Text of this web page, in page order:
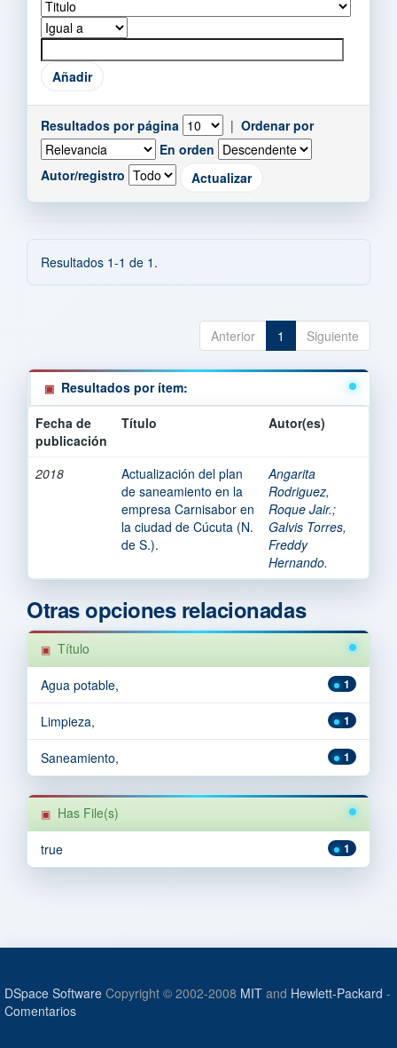
Resultados por página | Ordenar por
En orden
Autor/registro
Resultados 1-1 de 1.
Anterior 1 Siguiente
Resultados por ítem:
Fecha de
publicación
Título Autor(es)
2018
Actualización del plan
de saneamiento en la
empresa Carnisabor en
la ciudad de Cúcuta (N.
de S.).
Angarita
Rodriguez,
Roque Jair.;
Galvis Torres,
Freddy
Hernando.
Otras opciones relacionadas
Título
1
Agua potable,
1
Limpieza,
1
Saneamiento,
Has File(s)
1
true
DSpace Software Copyright © 2002-2008 MIT and Hewlett-Packard -
Comentarios